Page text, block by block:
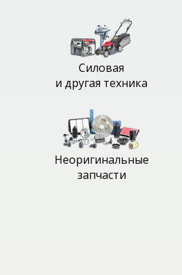
Силовая
и другая техника
Неоригинальные
запчасти